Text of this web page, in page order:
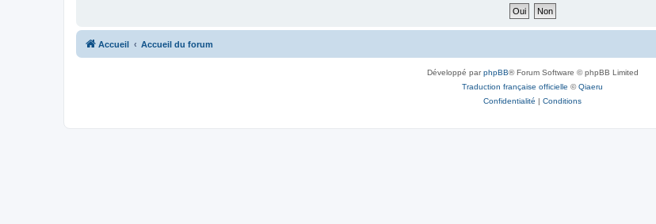
Accueil Accueil du forum
Développé parphpBB® Forum Software © phpBB Limited
Traduction française officielle ©Qiaeru
Confidentialité | Conditions